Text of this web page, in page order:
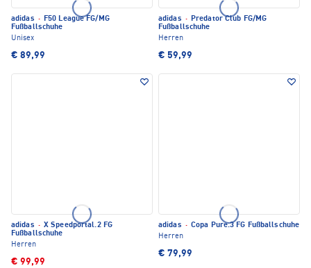
adidas · F50 League FG/MG
Fußballschuhe
Unisex
€ 89,99
adidas · Predator Club FG/MG
Fußballschuhe
Herren
€ 59,99
adidas · X Speedportal.2 FG
Fußballschuhe
Herren
€ 99,99
adidas · Copa Pure.3 FG Fußballschuhe
Herren
€ 79,99